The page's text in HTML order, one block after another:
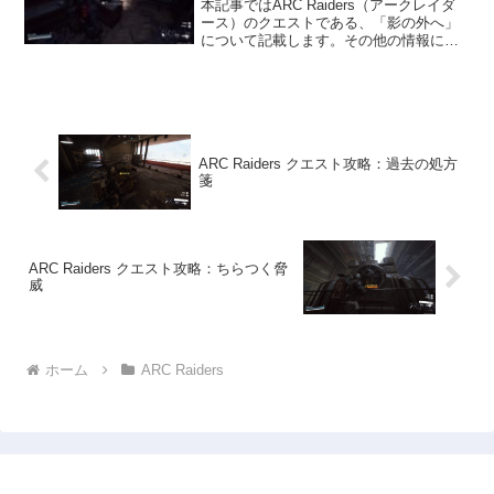
本記事ではARC Raiders（アークレイダ
ース）のクエストである、「影の外へ」
について記載します。その他の情報につ
ARC Raiders クエスト攻略：過去の処方
箋
ARC Raiders クエスト攻略：ちらつく脅
威
ホーム ARC Raiders